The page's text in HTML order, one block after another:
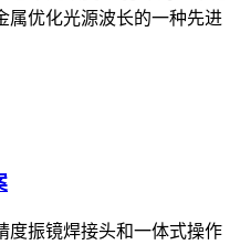
属优化光源波长的一种先进
度振镜焊接头和一体式操作